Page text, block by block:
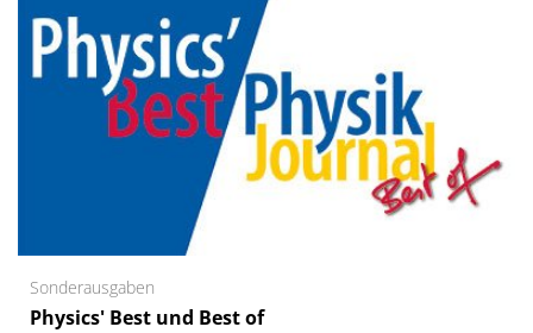
Sonderausgaben
Physics' Best und Best of